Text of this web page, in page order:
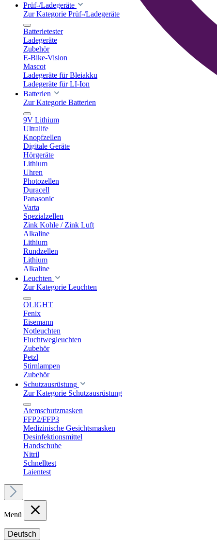
Prüf-/Ladegeräte
Zur Kategorie Prüf-/Ladegeräte
Batterietester
Ladegeräte
Zubehör
E-Bike-Vision
Mascot
Ladegeräte für Bleiakku
Ladegeräte für LI-Ion
Batterien
Zur Kategorie Batterien
9V Lithium
Ultralife
Knopfzellen
Digitale Geräte
Hörgeräte
Lithium
Uhren
Photozellen
Duracell
Panasonic
Varta
Spezialzellen
Zink Kohle / Zink Luft
Alkaline
Lithium
Rundzellen
Lithium
Alkaline
Leuchten
Zur Kategorie Leuchten
OLIGHT
Fenix
Eisemann
Notleuchten
Fluchtwegleuchten
Zubehör
Petzl
Stirnlampen
Zubehör
Schutzausrüstung
Zur Kategorie Schutzausrüstung
Atemschutzmasken
FFP2/FFP3
Medizinische Gesichtsmasken
Desinfektionsmittel
Handschuhe
Nitril
Schnelltest
Laientest
Menü
Deutsch